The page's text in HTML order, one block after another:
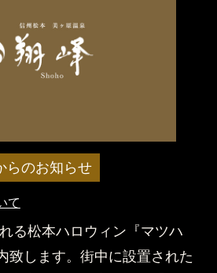
らのお知らせ
て
る松本ハロウィン『マツハ
致します。街中に設置された